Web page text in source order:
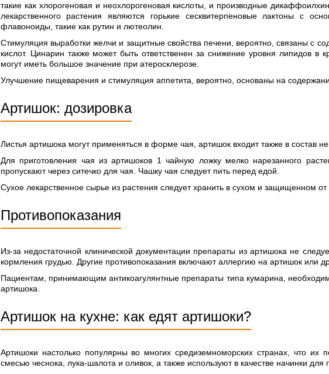
такие как хлорогеновая и неохлорогеновая кислоты, и производные
лекарственного растения являются горькие сесквитерпеновые лактоны с
флавоноиды, такие как рутин и лютеолин.
Стимуляция выработки желчи и защитные свойства печени, вероятно, связаны с
кислот. Цинарин также может быть ответственен за снижение уровня липидов в
могут иметь большое значение при атеросклерозе.
Улучшение пищеварения и стимуляция аппетита, вероятно, основаны на
Артишок: дозировка
Листья артишока могут применяться в форме чая, артишок входит также в состав
Для приготовления чая из артишоков 1 чайную ложку мелко нарезанного
пропускают через ситечко для чая. Чашку чая следует пить перед едой.
Сухое лекарственное сырье из растения следует хранить в сухом и защищенном от
Противопоказания
Из-за недостаточной клинической документации препараты из артишока не
кормления грудью. Другие противопоказания включают аллергию на артишок или
Пациентам, принимающим антикоагулянтные препараты типа кумарина,
артишока.
Артишок на кухне: как едят артишоки?
Артишоки настолько популярны во многих средиземноморских странах, что
смесью чеснока, лука-шалота и оливок, а также используют в качестве начинки для